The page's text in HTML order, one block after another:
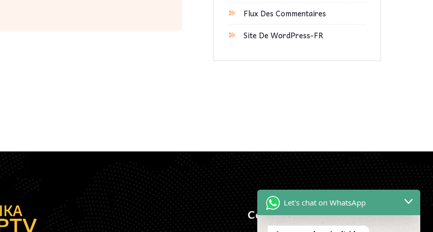
Flux Des Commentaires
Site De WordPress-FR
Contactez-Nous
Let's chat on WhatsApp